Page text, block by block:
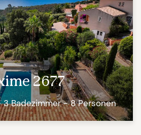
2677
Badezimmer - 8 Personen